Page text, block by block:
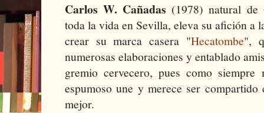
Carlos W. Cañadas (1978) natural de
toda la vida en Sevilla, eleva su afición a
crear su marca casera "Hecatombe",
numerosas elaboraciones y entablado
gremio cervecero, pues como
espumoso une y merece ser
mejor.